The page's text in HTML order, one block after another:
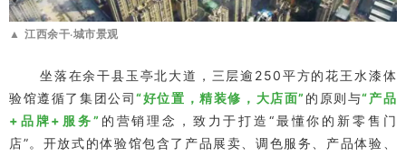
▲ 江西余干·城市景观
坐落在余干县玉亭北大道，三层逾250平方的花王水漆体
验馆遵循了集团公司“好位置，精装修，大店面” 的原则与“产品
+品牌+服务” 的营销理念，致力于打造“最懂你的新零售门
店”。开放式的体验馆包含了产品展卖、调色服务、产品体验、